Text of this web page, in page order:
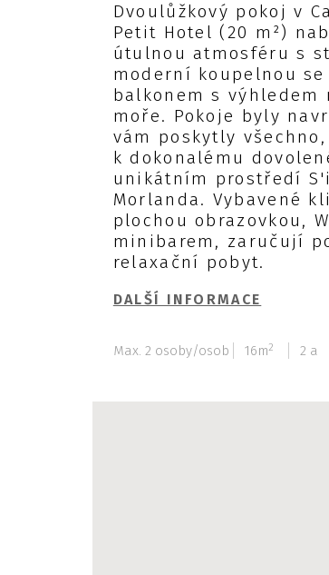
Dvoulůžkový pokoj v
Petit Hotel (20 m²)
útulnou atmosféru s
moderní koupelnou se
balkonem s výhledem
moře. Pokoje byly
vám poskytly
k dokonalému
unikátním prostředí
Morlanda. Vybavené
plochou obrazovkou,
minibarem, zaručují
relaxační pobyt.
DALŠÍ INFORMACE
Max. 2 osoby/osob 16m2 2 a